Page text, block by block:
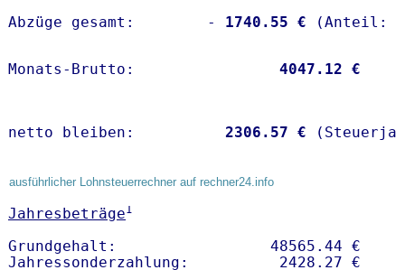
Abzüge gesamt:        -
1740.55 €
Monats-Brutto: 4047.12 €
netto bleiben: 2306.57 €
ausführlicher Lohnsteuerrechner auf rechner24.info
Jahresbeträge1
Grundgehalt:                 48565.44 €